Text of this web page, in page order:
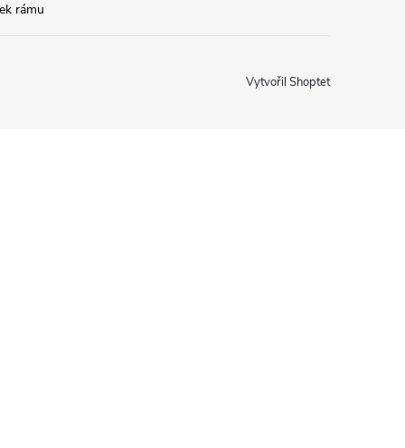
rámu
Vytvořil Shoptet